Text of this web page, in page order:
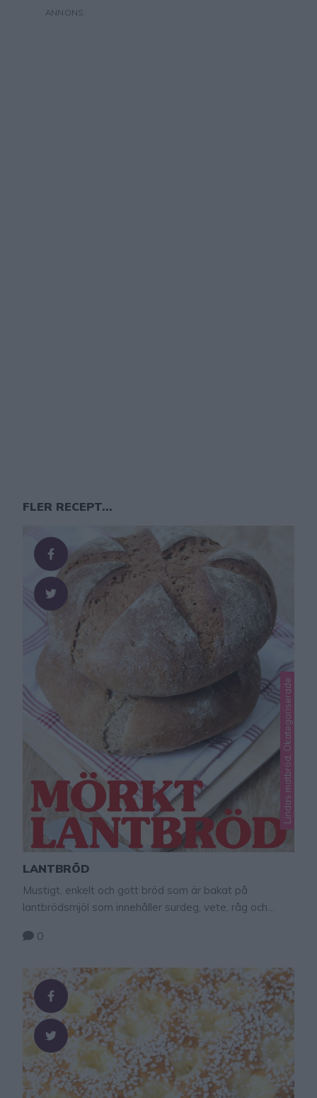
FLER RECEPT...
Lindas matbröd, Okategoriserade
LANTBRÖD
Mustigt, enkelt och gott bröd som är bakat på
lantbrödsmjöl som innehåller surdeg, vete, råg och
0